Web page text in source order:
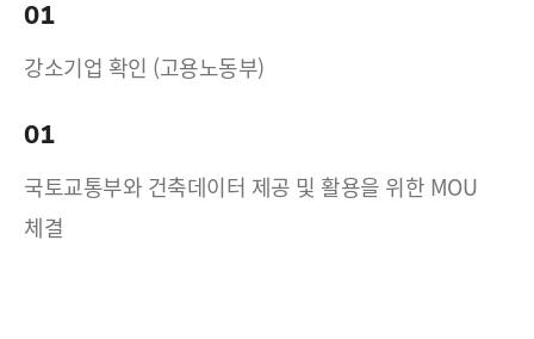
01
강소기업 확인 (고용노동부)
01
국토교통부와 건축데이터 제공 및 활용을 위한 MOU
체결